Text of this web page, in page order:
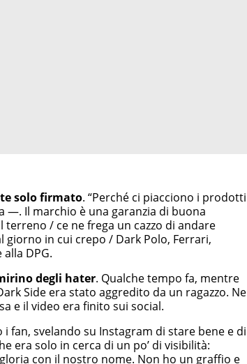
solo firmato. “Perché ci piacciono i prodotti
—. Il marchio è una garanzia di buona
terreno / ce ne frega un cazzo di andare
giorno in cui crepo / Dark Polo, Ferrari,
DPG.
degli hater. Qualche tempo fa, mentre
Side era stato aggredito da un ragazzo. Ne
e il video era finito sui social.
i fan, svelando su Instagram di stare bene e di
era solo in cerca di un po’ di visibilità:
con il nostro nome. Non ho un graffio e